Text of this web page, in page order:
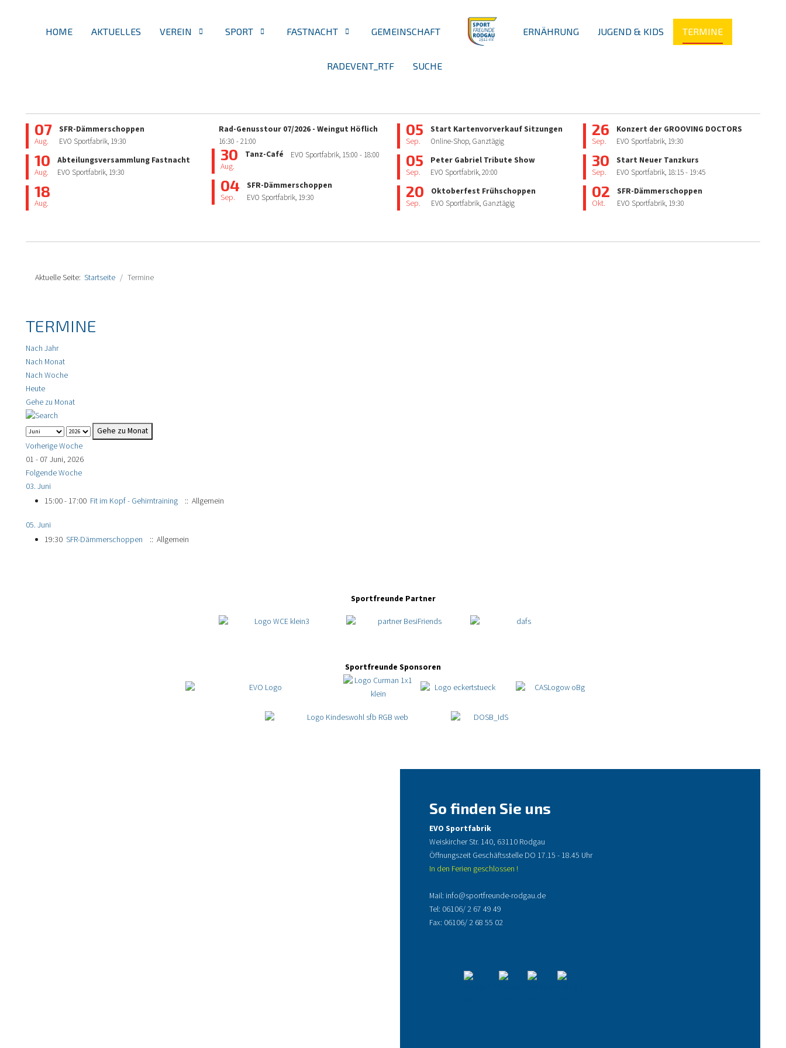
HOME AKTUELLES VEREIN SPORT FASTNACHT GEMEINSCHAFT ERNÄHRUNG JUGEND & KIDS TERMINE
RADEVENT_RTF SUCHE
07
Aug.
SFR-Dämmerschoppen
EVO Sportfabrik, 19:30
10
Aug.
Abteilungsversammlung Fastnacht
EVO Sportfabrik, 19:30
18
Aug.
Rad-Genusstour 07/2026 - Weingut Höflich
16:30 - 21:00
30
Aug.
Tanz-Café EVO Sportfabrik, 15:00 - 18:00
04
Sep.
SFR-Dämmerschoppen
EVO Sportfabrik, 19:30
05
Sep.
Start Kartenvorverkauf Sitzungen
Online-Shop, Ganztägig
05
Sep.
Peter Gabriel Tribute Show
EVO Sportfabrik,20:00
20
Sep.
Oktoberfest Frühschoppen
EVO Sportfabrik, Ganztägig
26
Sep.
Konzert der GROOVING DOCTORS
EVO Sportfabrik, 19:30
30
Sep.
Start Neuer Tanzkurs
EVO Sportfabrik, 18:15- 19:45
02
Okt.
SFR-Dämmerschoppen
EVO Sportfabrik, 19:30
Aktuelle Seite: Startseite Termine
TERMINE
Nach Jahr
Nach Monat
Nach Woche
Heute
Gehe zu Monat
Gehe zu Monat
Vorherige Woche
01 - 07 Juni, 2026
Folgende Woche
03. Juni
15:00 - 17:00 Fit im Kopf - Gehirntraining :: Allgemein
05. Juni
19:30 SFR-Dämmerschoppen :: Allgemein
Sportfreunde Partner
Sportfreunde Sponsoren
So finden Sie uns
EVO Sportfabrik
Weiskircher Str. 140, 63110 Rodgau
Öffnungszeit Geschäftsstelle DO 17.15 - 18.45 Uhr
In den Ferien geschlossen !
Mail: info@sportfreunde-rodgau.de
Tel: 06106/ 2 67 49 49
Fax: 06106/ 2 68 55 02